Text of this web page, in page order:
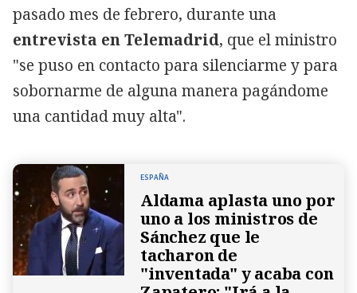
pasado mes de febrero, durante una
entrevista en Telemadrid, que el ministro
"se puso en contacto para silenciarme y para
sobornarme de alguna manera pagándome
una cantidad muy alta".
ESPAÑA
Aldama aplasta uno por
uno a los ministros de
Sánchez que le
tacharon de
"inventada" y acaba con